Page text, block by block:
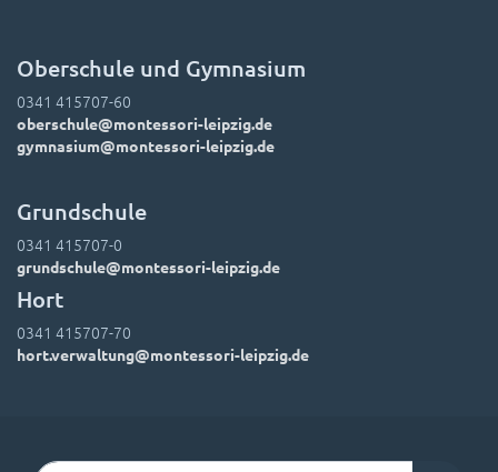
Oberschule und Gymnasium
0341 415707-60
oberschule@montessori-leipzig.de
gymnasium@montessori-leipzig.de
Grundschule
0341 415707-0
grundschule@montessori-leipzig.de
Hort
0341 415707-70
hort.verwaltung@montessori-leipzig.de